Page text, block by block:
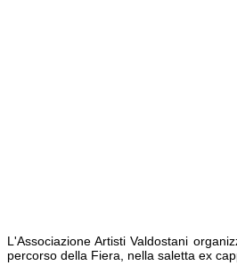
L'Associazione Artisti Valdostani
percorso della Fiera, nella saletta ex